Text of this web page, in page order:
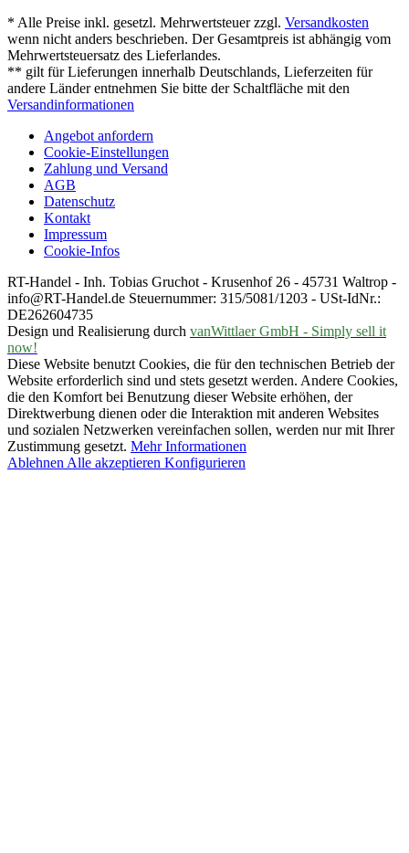
* Alle Preise inkl. gesetzl. Mehrwertsteuer zzgl. Versandkosten
wenn nicht anders beschrieben. Der Gesamtpreis ist abhängig vom
Mehrwertsteuersatz des Lieferlandes.
** gilt für Lieferungen innerhalb Deutschlands, Lieferzeiten für
andere Länder entnehmen Sie bitte der Schaltfläche mit den
Versandinformationen
Angebot anfordern
Cookie-Einstellungen
Zahlung und Versand
AGB
Datenschutz
Kontakt
Impressum
Cookie-Infos
RT-Handel - Inh. Tobias Gruchot - Krusenhof 26 - 45731 Waltrop -
info@RT-Handel.de Steuernummer: 315/5081/1203 - USt-IdNr.:
DE262604735
Design und Realisierung durch vanWittlaer GmbH - Simply sell it
now!
Diese Website benutzt Cookies, die für den technischen Betrieb der
Website erforderlich sind und stets gesetzt werden. Andere Cookies,
die den Komfort bei Benutzung dieser Website erhöhen, der
Direktwerbung dienen oder die Interaktion mit anderen Websites
und sozialen Netzwerken vereinfachen sollen, werden nur mit Ihrer
Zustimmung gesetzt. Mehr Informationen
Ablehnen Alle akzeptieren Konfigurieren